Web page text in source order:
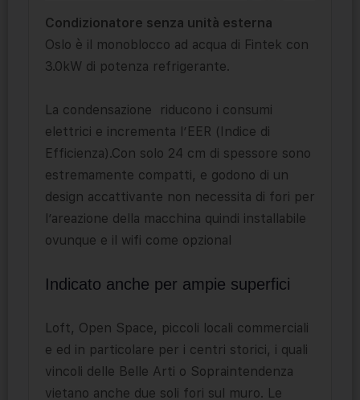
Condizionatore senza unità esterna
Oslo è il monoblocco ad acqua di Fintek con
3.0kW di potenza refrigerante.
La condensazione riducono i consumi
elettrici e incrementa l’EER (Indice di
Efficienza).Con solo 24 cm di spessore sono
estremamente compatti, e godono di un
design accattivante non necessita di fori per
l’areazione della macchina quindi installabile
ovunque e il wifi come opzional
Indicato anche per ampie superfici
Loft, Open Space, piccoli locali commerciali
e ed in particolare per i centri storici, i quali
vincoli delle Belle Arti o Sopraintendenza
vietano anche due soli fori sul muro. Le